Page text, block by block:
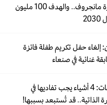
شجرة مانجروف.. والهدف 100 مليون
إلغاء حفل تكريم طفلة فائزة
غنائية في صنعاء
منوعات: 4 أشياء يجب تفاديها في
الذاتية.. قد تُستبعد بسببها!